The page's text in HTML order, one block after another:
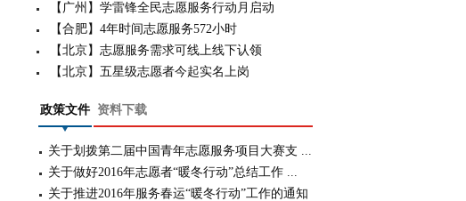
【广州】学雷锋全民志愿服务行动月启动
【合肥】4年时间志愿服务572小时
【北京】志愿服务需求可线上线下认领
【北京】五星级志愿者今起实名上岗
政策文件 资料下载
关于划拨第二届中国青年志愿服务项目大赛支 ...
关于做好2016年志愿者“暖冬行动”总结工作 ...
关于推进2016年服务春运“暖冬行动”工作的通知